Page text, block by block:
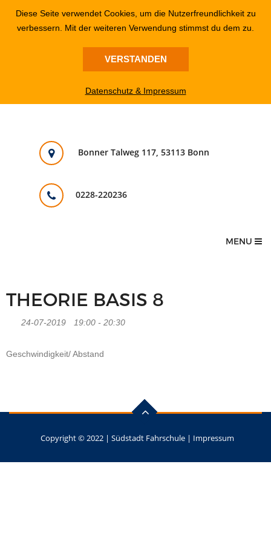
Bonner Talweg 117, 53113 Bonn
0228-220236
MENU
THEORIE BASIS 8
24-07-2019 19:00 - 20:30
Geschwindigkeit/ Abstand
Copyright © 2022 | Südstadt Fahrschule | Impressum
Diese Seite verwendet Cookies, um die Nutzerfreundlichkeit zu
verbessern. Mit der weiteren Verwendung stimmst du dem zu.
VERSTANDEN
Datenschutz & Impressum